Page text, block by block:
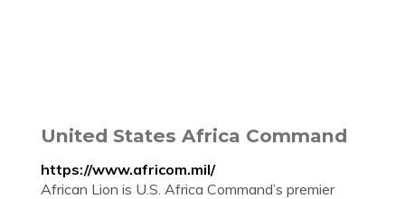
United States Africa Command
https://www.africom.mil/
African Lion is U.S. Africa Command’s premier